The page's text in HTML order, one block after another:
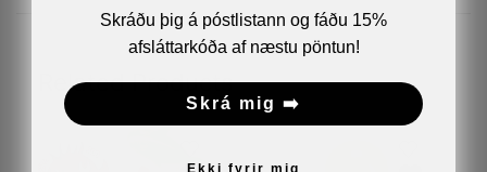
Related Products
Skráðu þig á póstlistann og fáðu 15%
afsláttarkóða af næstu pöntun!
Skrá mig ➡️
Ekki fyrir mig